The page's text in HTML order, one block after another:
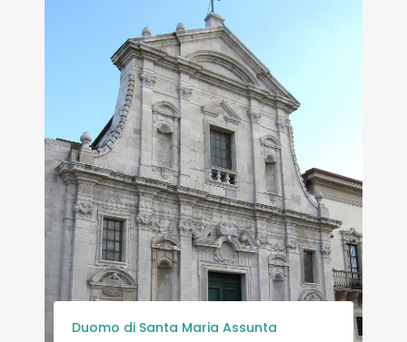
Chiese rupestri